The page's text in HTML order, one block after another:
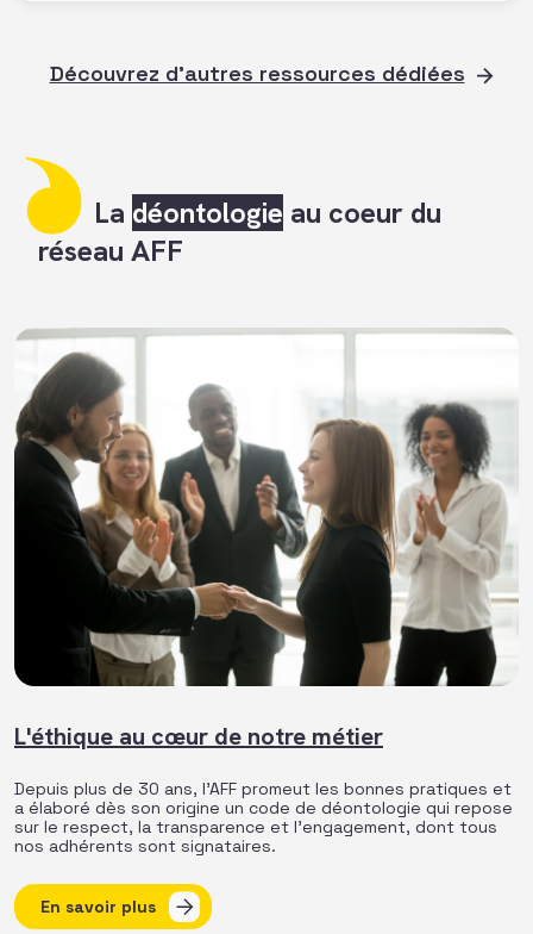
Découvrez d'autres ressources dédiées
La déontologie au coeur du
réseau AFF
L'éthique au cœur de notre métier
Depuis plus de 30 ans, l’AFF promeut les bonnes pratiques et
a élaboré dès son origine un code de déontologie qui repose
sur le respect, la transparence et l’engagement, dont tous
nos adhérents sont signataires.
En savoir plus